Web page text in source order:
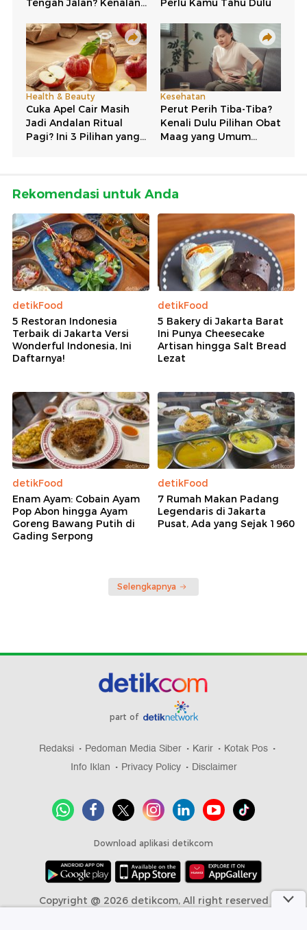
Rekomendasi untuk Anda
detikFood
5 Restoran Indonesia
Terbaik di Jakarta Versi
Wonderful Indonesia, Ini
Daftarnya!
detikFood
5 Bakery di Jakarta Barat
Ini Punya Cheesecake
Artisan hingga Salt Bread
Lezat
detikFood
Enam Ayam: Cobain Ayam
Pop Abon hingga Ayam
Goreng Bawang Putih di
Gading Serpong
detikFood
7 Rumah Makan Padang
Legendaris di Jakarta
Pusat, Ada yang Sejak 1960
Selengkapnya
part of
Redaksi Pedoman Media Siber Karir
Kotak Pos
Info Iklan
Privacy Policy Disclaimer
Download aplikasi detikcom
Copyright @ 2026 detikcom, All right reserved